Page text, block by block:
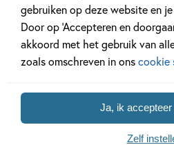
gebruiken op deze website en
Door op ‘Accepteren en
akkoord met het gebruik van
zoals omschreven in onscookie
Ja, ik
Zelf